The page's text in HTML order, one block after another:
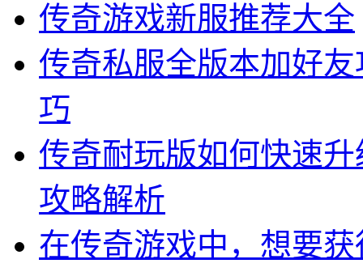
传奇游戏新服推荐大全
传奇私服全版本加好
巧
传奇耐玩版如何快速
攻略解析
在传奇游戏中，想要